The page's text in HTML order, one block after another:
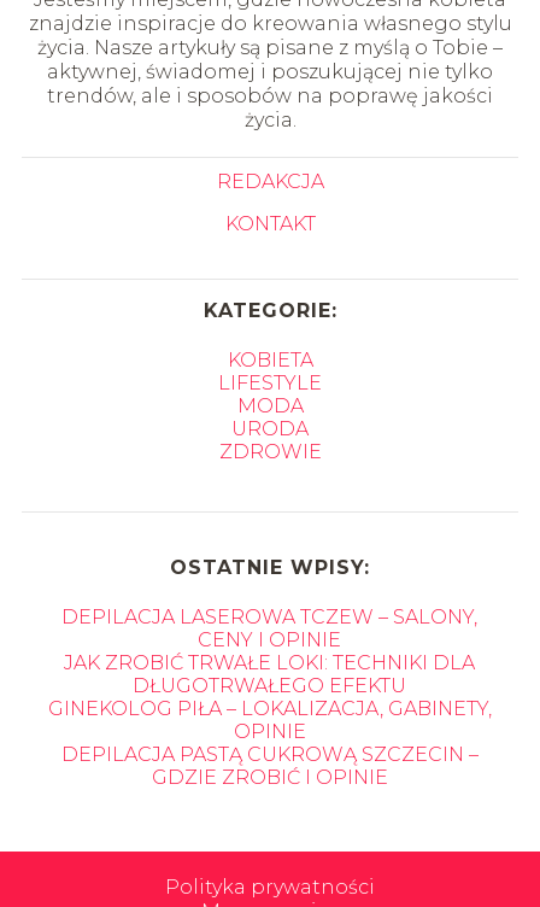
znajdzie inspiracje do kreowania własnego stylu
życia. Nasze artykuły są pisane z myślą o Tobie –
aktywnej, świadomej i poszukującej nie tylko
trendów, ale i sposobów na poprawę jakości
życia.
REDAKCJA
KONTAKT
KATEGORIE:
KOBIETA
LIFESTYLE
MODA
URODA
ZDROWIE
OSTATNIE WPISY:
DEPILACJA LASEROWA TCZEW – SALONY,
CENY I OPINIE
JAK ZROBIĆ TRWAŁE LOKI: TECHNIKI DLA
DŁUGOTRWAŁEGO EFEKTU
GINEKOLOG PIŁA – LOKALIZACJA, GABINETY,
OPINIE
DEPILACJA PASTĄ CUKROWĄ SZCZECIN –
GDZIE ZROBIĆ I OPINIE
Polityka prywatności